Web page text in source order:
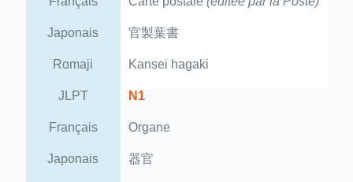
Japonais 官製葉書
Romaji Kansei hagaki
JLPT N1
Français Organe
Japonais 器官